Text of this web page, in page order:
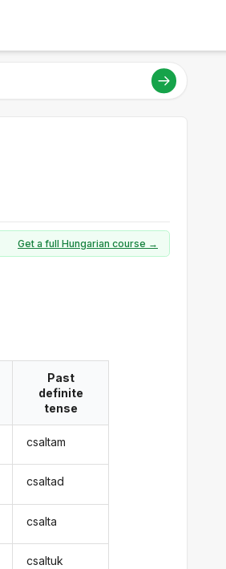
Get a full Hungarian course →
Past
definite
tense
csaltam
csaltad
csalta
csaltuk